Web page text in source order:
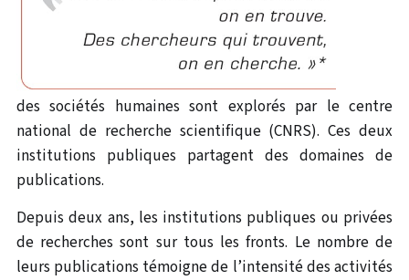
des sociétés humaines sont explorés par le centre
national de recherche scientifique (CNRS). Ces deux
institutions publiques partagent des domaines de
publications.
Depuis deux ans, les institutions publiques ou privées
de recherches sont sur tous les fronts. Le nombre de
leurs publications témoigne de l’intensité des activités